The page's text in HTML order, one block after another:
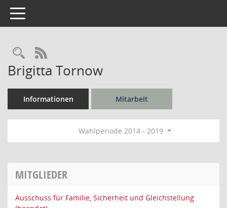
Toggle navigation
Rechercheauswahl
RSS-Feed
Brigitta Tornow
Informationen Mitarbeit
Wahlperiode 2014 - 2019
MITGLIEDER
Ausschuss für Familie, Sicherheit und Gleichstellung